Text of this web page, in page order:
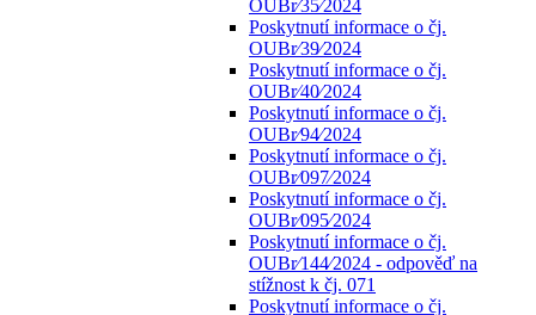
OUBr⁄35⁄2024
Poskytnutí informace o čj.
OUBr⁄39⁄2024
Poskytnutí informace o čj.
OUBr⁄40⁄2024
Poskytnutí informace o čj.
OUBr⁄94⁄2024
Poskytnutí informace o čj.
OUBr⁄097⁄2024
Poskytnutí informace o čj.
OUBr⁄095⁄2024
Poskytnutí informace o čj.
OUBr⁄144⁄2024 - odpověď na
stížnost k čj. 071
Poskytnutí informace o čj.